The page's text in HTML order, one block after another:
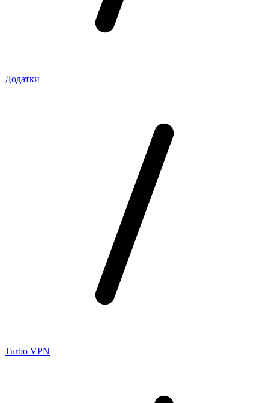
Додатки
Turbo VPN